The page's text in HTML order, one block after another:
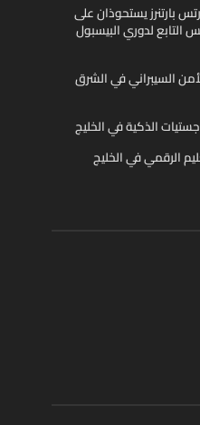
بارتنرز يستحوذان على
التابع لدوري البيسبول
السيبراني في الشرق
الرقمي في الخليج